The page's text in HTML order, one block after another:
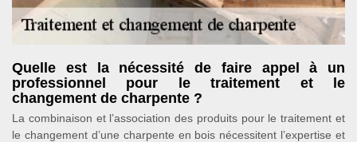
Quelle est la nécessité de faire appel à un
professionnel pour le traitement et le
changement de charpente ?
La combinaison et l’association des produits pour le traitement et
le changement d’une charpente en bois nécessitent l’expertise et